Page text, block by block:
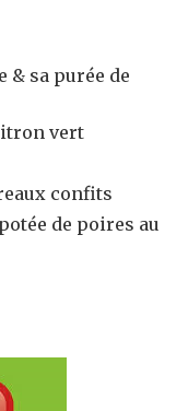
sa purée de
vert
confits
de poires au